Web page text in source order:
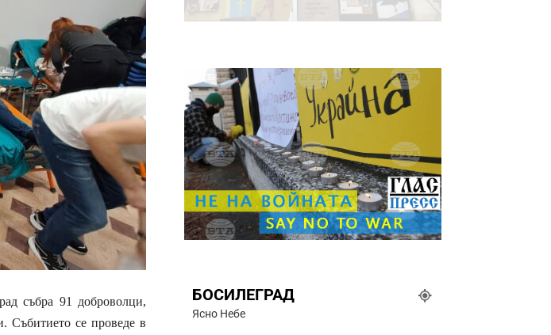
събра 91 доброволци,
Събитието се проведе в
БОСИЛЕГРАД
Ясно Небе